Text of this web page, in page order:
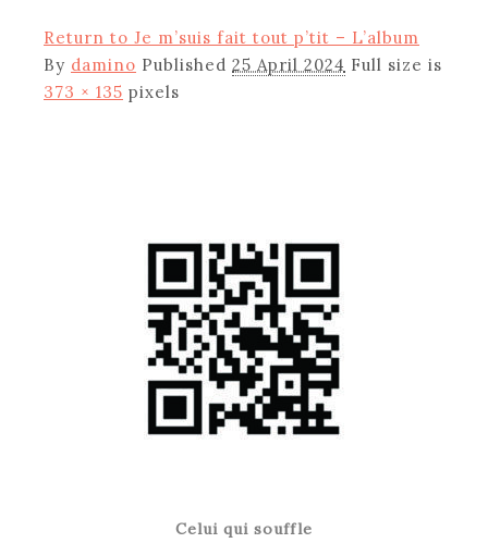
Return to Je m’suis fait tout p’tit – L’album
By damino Published 25 April 2024 Full size is
373 × 135 pixels
Celui qui souffle